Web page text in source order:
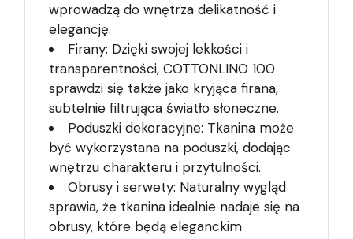
wprowadzą do wnętrza delikatność i
elegancję.
Firany: Dzięki swojej lekkości i
transparentności, COTTONLINO 100
sprawdzi się także jako kryjąca firana,
subtelnie filtrująca światło słoneczne.
Poduszki dekoracyjne: Tkanina może
być wykorzystana na poduszki, dodając
wnętrzu charakteru i przytulności.
Obrusy i serwety: Naturalny wygląd
sprawia, że tkanina idealnie nadaje się na
obrusy, które będą eleganckim